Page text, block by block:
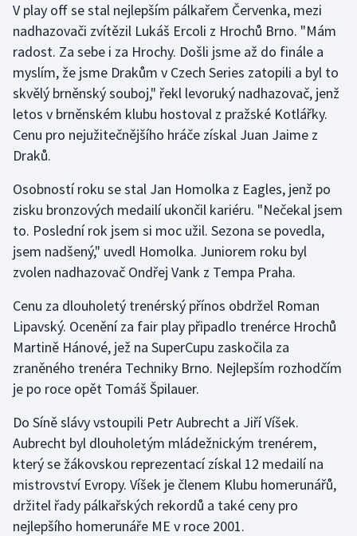
Krasobruslení
Lezení
Lyže a snowboard
Moderní pětiboj
Olympijské hry
Parasport
Plážový volejbal
Ragby
Rychlobruslení
Rychlostní kanoistika
Short track
Sportovní střelba
V play off se stal nejlepším pálkařem Červenka, mezi
nadhazovači zvítězil Lukáš Ercoli z Hrochů Brno. "Mám
radost. Za sebe i za Hrochy. Došli jsme až do finále a
myslím, že jsme Drakům v Czech Series zatopili a byl to
skvělý brněnský souboj," řekl levoruký nadhazovač, jenž
letos v brněnském klubu hostoval z pražské Kotlářky.
Cenu pro nejužitečnějšího hráče získal Juan Jaime z
Draků.
Osobností roku se stal Jan Homolka z Eagles, jenž po
zisku bronzových medailí ukončil kariéru. "Nečekal jsem
to. Poslední rok jsem si moc užil. Sezona se povedla,
jsem nadšený," uvedl Homolka. Juniorem roku byl
zvolen nadhazovač Ondřej Vank z Tempa Praha.
Cenu za dlouholetý trenérský přínos obdržel Roman
Lipavský. Ocenění za fair play připadlo trenérce Hrochů
Martině Hánové, jež na SuperCupu zaskočila za
zraněného trenéra Techniky Brno. Nejlepším rozhodčím
je po roce opět Tomáš Špilauer.
Do Síně slávy vstoupili Petr Aubrecht a Jiří Víšek.
Aubrecht byl dlouholetým mládežnickým trenérem,
který se žákovskou reprezentací získal 12 medailí na
mistrovství Evropy. Víšek je členem Klubu homerunářů,
držitel řady pálkařských rekordů a také ceny pro
nejlepšího homerunáře ME v roce 2001.